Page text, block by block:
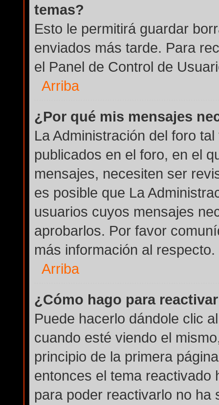
temas?
Esto le permitirá guardar
enviados más tarde. Para
el Panel de Control de
Arriba
¿Por qué mis mensajes
La Administración del foro
publicados en el foro, en el
mensajes, necesiten ser
es posible que La
usuarios cuyos mensajes
aprobarlos. Por favor
más información al respecto.
Arriba
¿Cómo hago para
Puede hacerlo dándole clic
cuando esté viendo el
principio de la primera
entonces el tema reactivado
para poder reactivarlo no ha